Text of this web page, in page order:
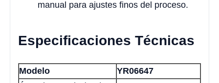
manual para ajustes finos del proceso.
Especificaciones Técnicas
Modelo
YR06647